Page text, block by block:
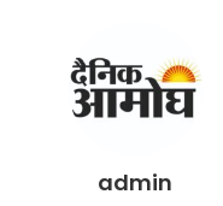
admin